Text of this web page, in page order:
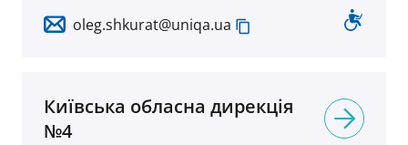
oleg.shkurat@uniqa.ua
Київська обласна дирекція
№4